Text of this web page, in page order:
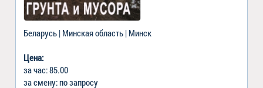
Беларусь | Минская область | Минск
Цена:
за час: 85.00
за смену: по запросу